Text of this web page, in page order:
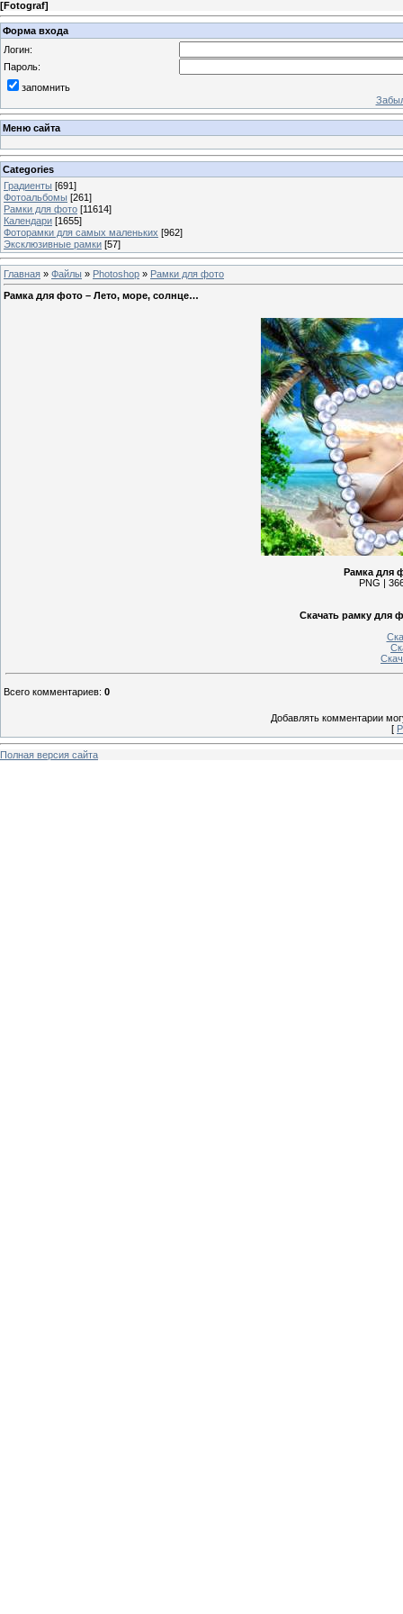
[Fotograf]
Форма входа
Логин:
Пароль:
запомнить
Меню сайта
Categories
Градиенты [691]
Фотоальбомы [261]
Рамки для фото [11614]
Календари [1655]
Фоторамки для самых маленьких [962]
Эксклюзивные рамки [57]
Главная » Файлы » Photoshop » Рамки для фото
Рамка для фото – Лето, море, солнце…
Рамка для
PNG |
Скачать рамку для
Всего комментариев: 0
Добавлять комментарии
[
Полная версия сайта